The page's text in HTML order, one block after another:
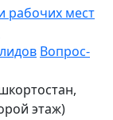
рабочих мест
Вопрос-
этаж)